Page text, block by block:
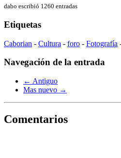
dabo escribió 1260 entradas
Etiquetas
Caborian - Cultura - foro - Fotografía
Navegación de la entrada
← Antiguo
Mas nuevo →
Comentarios